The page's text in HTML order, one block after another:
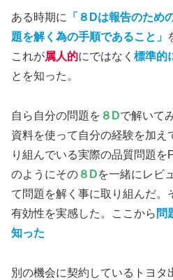
ある時期に
「８Dは報告のため
題を解く為の手順であること」
これが属人的にではなく 標準的
とを知った。
自ら自分の問題を ８Dで解いて
資料を使って自分の経験を加え
り組んでいる実際の品質問題を
のようにその８Dを一緒にレビ
て問題を解く事に取り組んだ。
有効性を実感した。ここから 問
知った
別の機会に契約しているトヨタ